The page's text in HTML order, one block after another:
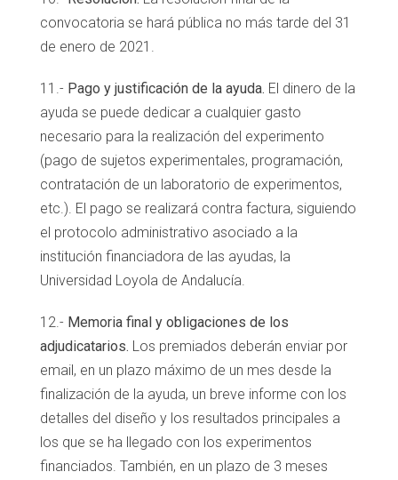
convocatoria se hará pública no más tarde del 31
de enero de 2021.
11.- Pago y justificación de la ayuda. El dinero de la
ayuda se puede dedicar a cualquier gasto
necesario para la realización del experimento
(pago de sujetos experimentales, programación,
contratación de un laboratorio de experimentos,
etc.). El pago se realizará contra factura, siguiendo
el protocolo administrativo asociado a la
institución financiadora de las ayudas, la
Universidad Loyola de Andalucía.
12.- Memoria final y obligaciones de los
adjudicatarios. Los premiados deberán enviar por
email, en un plazo máximo de un mes desde la
finalización de la ayuda, un breve informe con los
detalles del diseño y los resultados principales a
los que se ha llegado con los experimentos
financiados. También, en un plazo de 3 meses